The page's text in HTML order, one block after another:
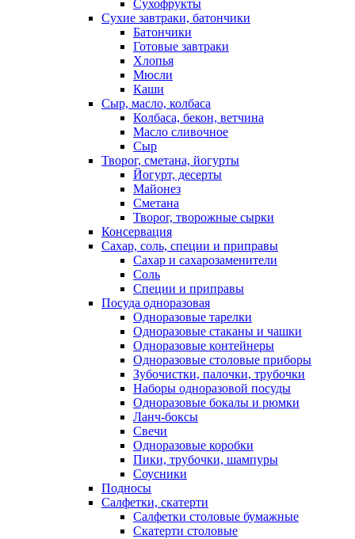
Сухофрукты
Сухие завтраки, батончики
Батончики
Готовые завтраки
Хлопья
Мюсли
Каши
Сыр, масло, колбаса
Колбаса, бекон, ветчина
Масло сливочное
Сыр
Творог, сметана, йогурты
Йогурт, десерты
Майонез
Сметана
Творог, творожные сырки
Консервация
Сахар, соль, специи и приправы
Сахар и сахарозаменители
Соль
Специи и приправы
Посуда одноразовая
Одноразовые тарелки
Одноразовые стаканы и чашки
Одноразовые контейнеры
Одноразовые столовые приборы
Зубочистки, палочки, трубочки
Наборы одноразовой посуды
Одноразовые бокалы и рюмки
Ланч-боксы
Свечи
Одноразовые коробки
Пики, трубочки, шампуры
Соусники
Подносы
Салфетки, скатерти
Салфетки столовые бумажные
Скатерти столовые